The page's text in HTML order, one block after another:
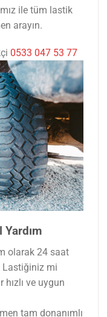
ile tüm lastik
arayın.
0533 047 53 77
olarak 24 saat
Lastiğiniz mi
hızlı ve uygun
tam donanımlı